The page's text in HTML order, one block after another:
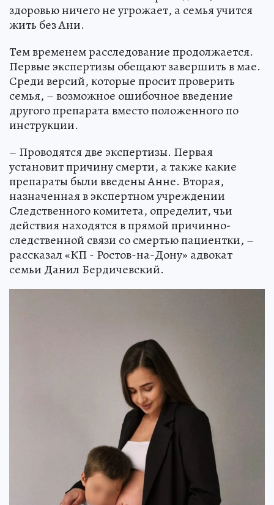
здоровью ничего не угрожает, а семья учится
жить без Ани.
Тем временем расследование продолжается.
Первые экспертизы обещают завершить в мае.
Среди версий, которые просит проверить
семья, – возможное ошибочное введение
другого препарата вместо положенного по
инструкции.
– Проводятся две экспертизы. Первая
установит причину смерти, а также какие
препараты были введены Анне. Вторая,
назначенная в экспертном учреждении
Следственного комитета, определит, чьи
действия находятся в прямой причинно-
следственной связи со смертью пациентки, –
рассказал «КП - Ростов-на-Дону» адвокат
семьи Данил Бердичевский.